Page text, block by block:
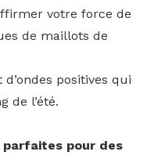
votre force de
de maillots de
positives qui
de l’été.
parfaites pour des